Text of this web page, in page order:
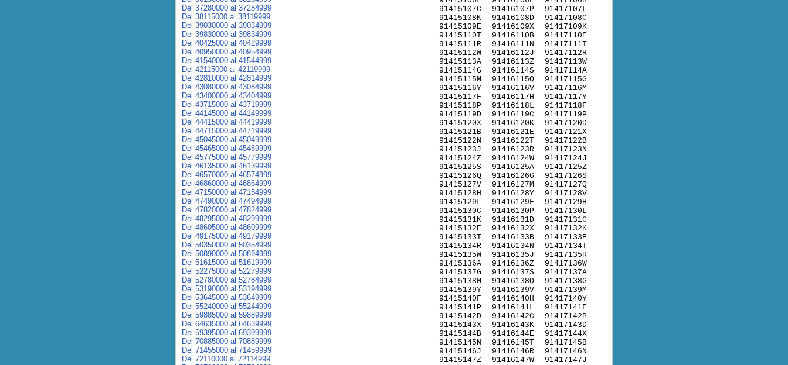
91415107C
91415108K
91415109E
91415110T
91415111R
91415112W
91415113A
91415114G
91415115M
91415116Y
91415117F
91415118P
91415119D
91415120X
91415121B
91415122N
91415123J
91415124Z
91415125S
91415126Q
91415127V
91415128H
91415129L
91415130C
91415131K
91415132E
91415133T
91415134R
91415135W
91415136A
91415137G
91415138M
91415139Y
91415140F
91415141P
91415142D
91415143X
91415144B
91415145N
91415146J
91415147Z
91416107P
91416108D
91416109X
91416110B
91416111N
91416112J
91416113Z
91416114S
91416115Q
91416116V
91416117H
91416118L
91416119C
91416120K
91416121E
91416122T
91416123R
91416124W
91416125A
91416126G
91416127M
91416128Y
91416129F
91416130P
91416131D
91416132X
91416133B
91416134N
91416135J
91416136Z
91416137S
91416138Q
91416139V
91416140H
91416141L
91416142C
91416143K
91416144E
91416145T
91416146R
91416147W
91417107L
91417108C
91417109K
91417110E
91417111T
91417112R
91417113W
91417114A
91417115G
91417116M
91417117Y
91417118F
91417119P
91417120D
91417121X
91417122B
91417123N
91417124J
91417125Z
91417126S
91417127Q
91417128V
91417129H
91417130L
91417131C
91417132K
91417133E
91417134T
91417135R
91417136W
91417137A
91417138G
91417139M
91417140Y
91417141F
91417142P
91417143D
91417144X
91417145B
91417146N
91417147J
Del 37280000 al 37284999
Del 38115000 al 38119999
Del 39030000 al 39034999
Del 39830000 al 39834999
Del 40425000 al 40429999
Del 40950000 al 40954999
Del 41540000 al 41544999
Del 42115000 al 42119999
Del 42810000 al 42814999
Del 43080000 al 43084999
Del 43400000 al 43404999
Del 43715000 al 43719999
Del 44145000 al 44149999
Del 44415000 al 44419999
Del 44715000 al 44719999
Del 45045000 al 45049999
Del 45465000 al 45469999
Del 45775000 al 45779999
Del 46135000 al 46139999
Del 46570000 al 46574999
Del 46860000 al 46864999
Del 47150000 al 47154999
Del 47490000 al 47494999
Del 47820000 al 47824999
Del 48295000 al 48299999
Del 48605000 al 48609999
Del 49175000 al 49179999
Del 50350000 al 50354999
Del 50890000 al 50894999
Del 51615000 al 51619999
Del 52275000 al 52279999
Del 52780000 al 52784999
Del 53190000 al 53194999
Del 53645000 al 53649999
Del 55240000 al 55244999
Del 59885000 al 59889999
Del 64635000 al 64639999
Del 69395000 al 69399999
Del 70885000 al 70889999
Del 71455000 al 71459999
Del 72110000 al 72114999